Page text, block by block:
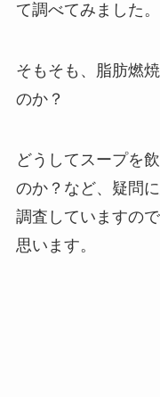
て調べてみました。
そもそも、脂肪燃
のか？
どうしてスープを
のか？など、疑問
調査していますの
思います。